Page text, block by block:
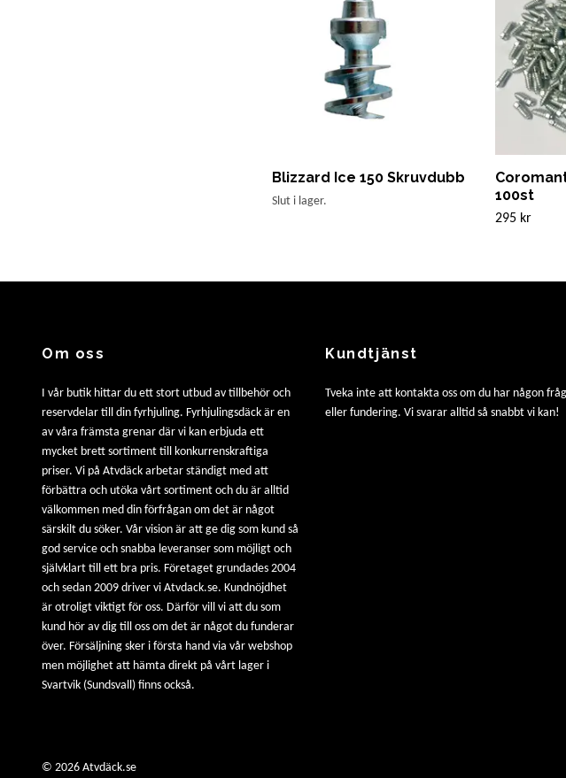
Blizzard Ice 150 Skruvdubb
Slut i lager.
100st
295 kr
Om oss
I vår butik hittar du ett stort utbud av tillbehör och
reservdelar till din fyrhjuling. Fyrhjulingsdäck är en
av våra främsta grenar där vi kan erbjuda ett
mycket brett sortiment till konkurrenskraftiga
priser. Vi på Atvdäck arbetar ständigt med att
förbättra och utöka vårt sortiment och du är alltid
välkommen med din förfrågan om det är något
särskilt du söker. Vår vision är att ge dig som kund så
god service och snabba leveranser som möjligt och
självklart till ett bra pris. Företaget grundades 2004
och sedan 2009 driver vi Atvdack.se. Kundnöjdhet
är otroligt viktigt för oss. Därför vill vi att du som
kund hör av dig till oss om det är något du funderar
över. Försäljning sker i första hand via vår webshop
men möjlighet att hämta direkt på vårt lager i
Svartvik (Sundsvall) finns också.
Kundtjänst
Tveka inte att kontakta oss om du har någon
eller fundering. Vi svarar alltid så snabbt vi kan!
© 2026 Atvdäck.se